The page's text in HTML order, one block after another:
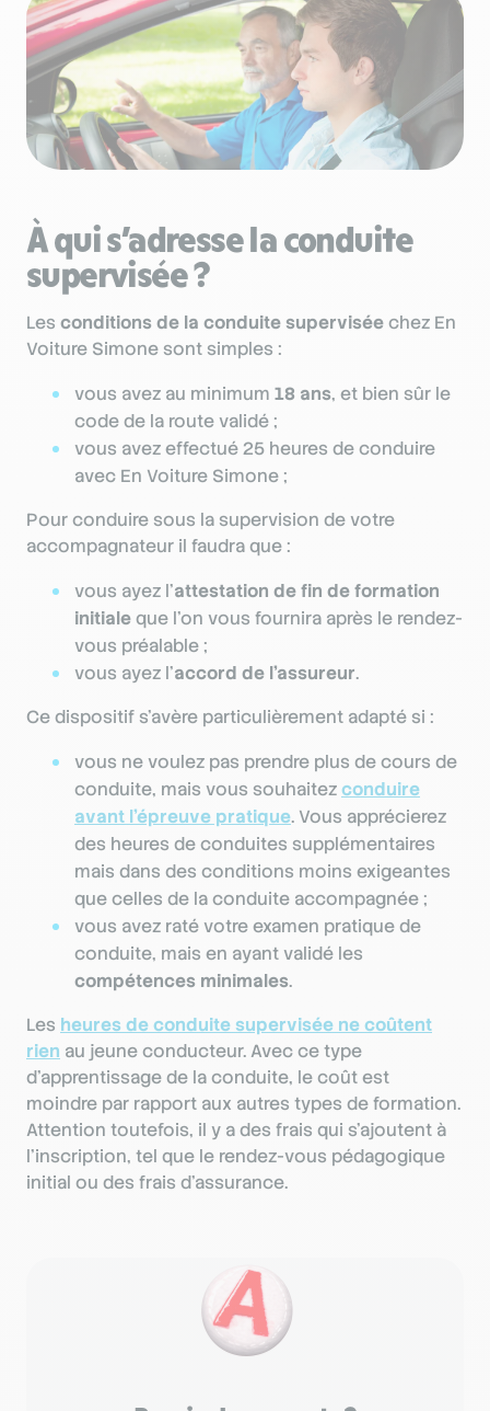
À qui s’adresse la conduite
supervisée ?
Les conditions de la conduite superviséechez En
Voiture Simone sont simples :
vous avez au minimum 18 ans, et bien sûr le
code de la route validé ;
vous avez effectué 25 heures de conduire
avec En Voiture Simone ;
Pour conduire sous la supervision de votre
accompagnateur il faudra que :
vous ayez l’attestation de fin de formation
initialeque l'on vous fournira après le rendez-
vous préalable ;
vous ayez l’accord de l’assureur.
Ce dispositif s’avère particulièrement adapté si :
vous ne voulez pas prendre plus de cours de
conduite, mais vous souhaitezconduire
avant l'épreuve pratique. Vous apprécierez
des heures de conduites supplémentaires
mais dans des conditions moins exigeantes
que celles de la conduite accompagnée ;
vous avez raté votre examen pratique de
conduite, mais en ayant validé les
compétences minimales.
Les heures de conduite supervisée ne coûtent
rien au jeune conducteur. Avec ce type
d’apprentissage de la conduite, le coût est
moindre par rapport aux autres types de formation.
Attention toutefois, il y a des frais qui s'ajoutent à
l'inscription, tel que le rendez-vous pédagogique
initial ou des frais d'assurance.